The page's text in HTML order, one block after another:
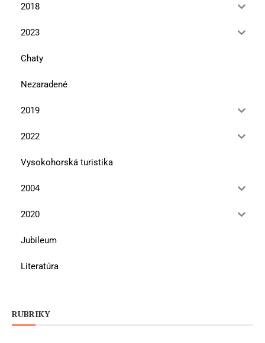
2018
2023
Chaty
Nezaradené
2019
2022
Vysokohorská turistika
2004
2020
Jubileum
Literatúra
RUBRIKY